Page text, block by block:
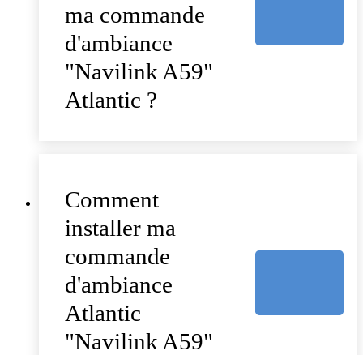
ma commande
d'ambiance
"Navilink A59"
Atlantic ?
Comment
installer ma
commande
d'ambiance
Atlantic
"Navilink A59"